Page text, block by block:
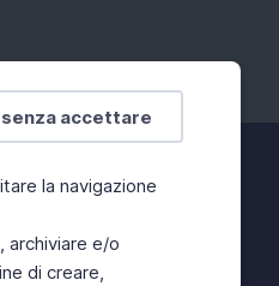
accettare
la navigazione
archiviare e/o
di creare,